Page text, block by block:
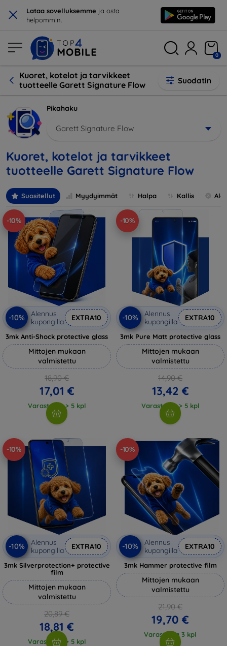
× Lataa sovelluksemme ja osta
helpommin.
0
Kuoret, kotelot ja tarvikkeet
tuotteelle Garett Signature Flow
Suodatin
Pikahaku
Garett Signature Flow
Kuoret, kotelot ja tarvikkeet
tuotteelle Garett Signature Flow
Suositellut Myydyimmät Halpa Kallis
-10%
-10%
Alennus
kupongilla
EXTRA10
3mk Anti-Shock protective glass
Mittojen mukaan
valmistettu
18,90 €
17,01 €
Varastossa > 5 kpl
-10%
-10%
Alennus
kupongilla
EXTRA10
3mk Pure Matt protective glass
Mittojen mukaan
valmistettu
14,90 €
13,42 €
Varastossa > 5 kpl
-10%
-10%
Alennus
kupongilla
EXTRA10
3mk Silverprotection+ protective
film
Mittojen mukaan
valmistettu
20,89 €
18,81 €
Varastossa > 5 kpl
-10%
-10%
Alennus
kupongilla
EXTRA10
3mk Hammer protective film
Mittojen mukaan
valmistettu
21,90 €
19,70 €
Varastossa 3 kpl